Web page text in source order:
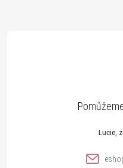
Lucie